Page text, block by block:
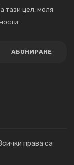
тази цел, моля
АБОНИРАНЕ
права са